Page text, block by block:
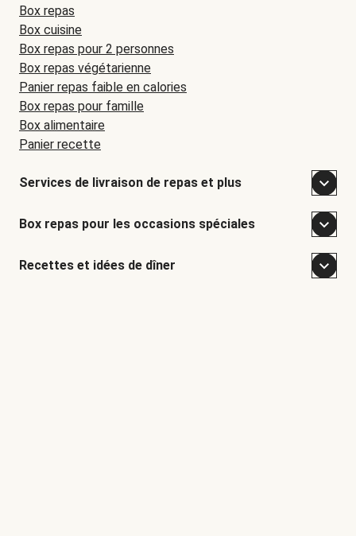
Box repas
Box cuisine
Box repas pour 2 personnes
Box repas végétarienne
Panier repas faible en calories
Box repas pour famille
Box alimentaire
Panier recette
Services de livraison de repas et plus
Box repas pour les occasions spéciales
Recettes et idées de dîner